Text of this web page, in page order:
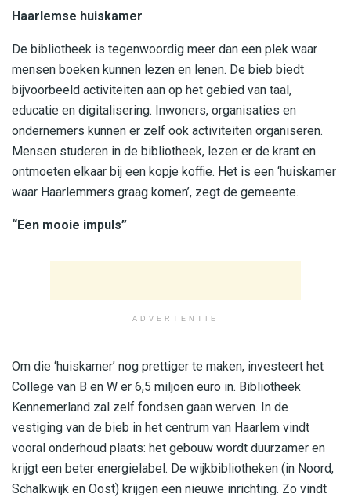
Haarlemse huiskamer
De bibliotheek is tegenwoordig meer dan een plek waar
mensen boeken kunnen lezen en lenen. De bieb biedt
bijvoorbeeld activiteiten aan op het gebied van taal,
educatie en digitalisering. Inwoners, organisaties en
ondernemers kunnen er zelf ook activiteiten organiseren.
Mensen studeren in de bibliotheek, lezen er de krant en
ontmoeten elkaar bij een kopje koffie. Het is een ‘huiskamer
waar Haarlemmers graag komen’, zegt de gemeente.
“Een mooie impuls”
ADVERTENTIE
Om die ‘huiskamer’ nog prettiger te maken, investeert het
College van B en W er 6,5 miljoen euro in. Bibliotheek
Kennemerland zal zelf fondsen gaan werven. In de
vestiging van de bieb in het centrum van Haarlem vindt
vooral onderhoud plaats: het gebouw wordt duurzamer en
krijgt een beter energielabel. De wijkbibliotheken (in Noord,
Schalkwijk en Oost) krijgen een nieuwe inrichting. Zo vindt